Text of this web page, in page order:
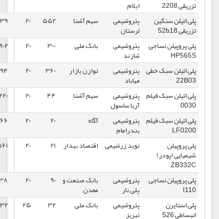
ایلام
پتروشیمی
لرستان
سهم آشنا 552
20
91439
1398/12/13
پتروشیمی
شازند
بانک ملی 300
20
134902
1398/12/12
پتروشیمی
مهاباد
توازن بازار 360
20
102494
1398/12/06
پتروشیمی
آریا ساسول
سهم آشنا 44
20
108220
1398/12/06
پتروشیمی
بندرامام
آگاه 20
20
103066
1398/12/06
نوید زرشیمی
اقتصاد بیدار 21
20
137561
1398/12/05
پتروشیمی
پلی نار
بانک صنعت و 90
20
124338
1398/12/05
پتروشیمی
تبریز
بانک ملی 32
25
129132
1398/12/04